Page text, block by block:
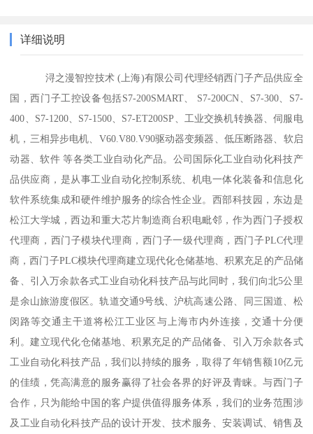
详细说明
浔之漫智控技术 (上海)有限公司代理经销西门子产品供应全
国，西门子工控设备包括S7-200SMART、 S7-200CN、S7-300、S7-
400、S7-1200、S7-1500、S7-ET200SP、工业交换机转换器、伺服电
机，三相异步电机、V60.V80.V90驱动器变频器、低压断路器、软启
动器、软件 等各类工业自动化产品。公司国际化工业自动化科技产
品供应商，是从事工业自动化控制系统、机电一体化装备和信息化
软件系统集成和硬件维护服务的综合性企业。西部科技园，东边是
松江大学城，西边和重大芯片制造商台积电毗邻，作为西门子授权
代理商，西门子模块代理商，西门子一级代理商，西门子PLC代理
商，西门子PLC模块代理商建立现代化仓储基地、积累充足的产品储
备、引入万余款各式工业自动化科技产品与此同时，我们向北5公里
是余山旅游度假区。轨道交通9号线、沪杭高速公路、同三国道、松
闵路等交通主干道将松江工业区与上海市内外连接，交通十分便
利。建立现代化仓储基地、积累充足的产品储备、引入万余款各式
工业自动化科技产品，我们以持续的服务，取得了年销售额10亿元
的佳绩，凭高满意的服务赢得了社会各界的好评及青睐。与西门子
合作，只为能给中国的客户提供值得服务体系，我们的业务范围涉
及工业自动化科技产品的设计开发、技术服务、安装调试、销售及